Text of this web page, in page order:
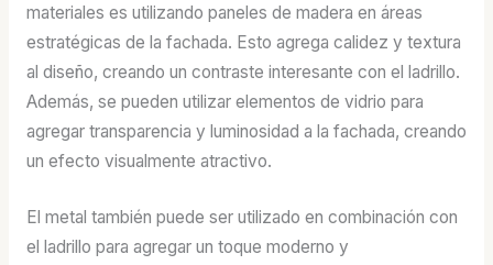
materiales es utilizando paneles de madera en áreas
estratégicas de la fachada. Esto agrega calidez y textura
al diseño, creando un contraste interesante con el ladrillo.
Además, se pueden utilizar elementos de vidrio para
agregar transparencia y luminosidad a la fachada, creando
un efecto visualmente atractivo.
El metal también puede ser utilizado en combinación con
el ladrillo para agregar un toque moderno y